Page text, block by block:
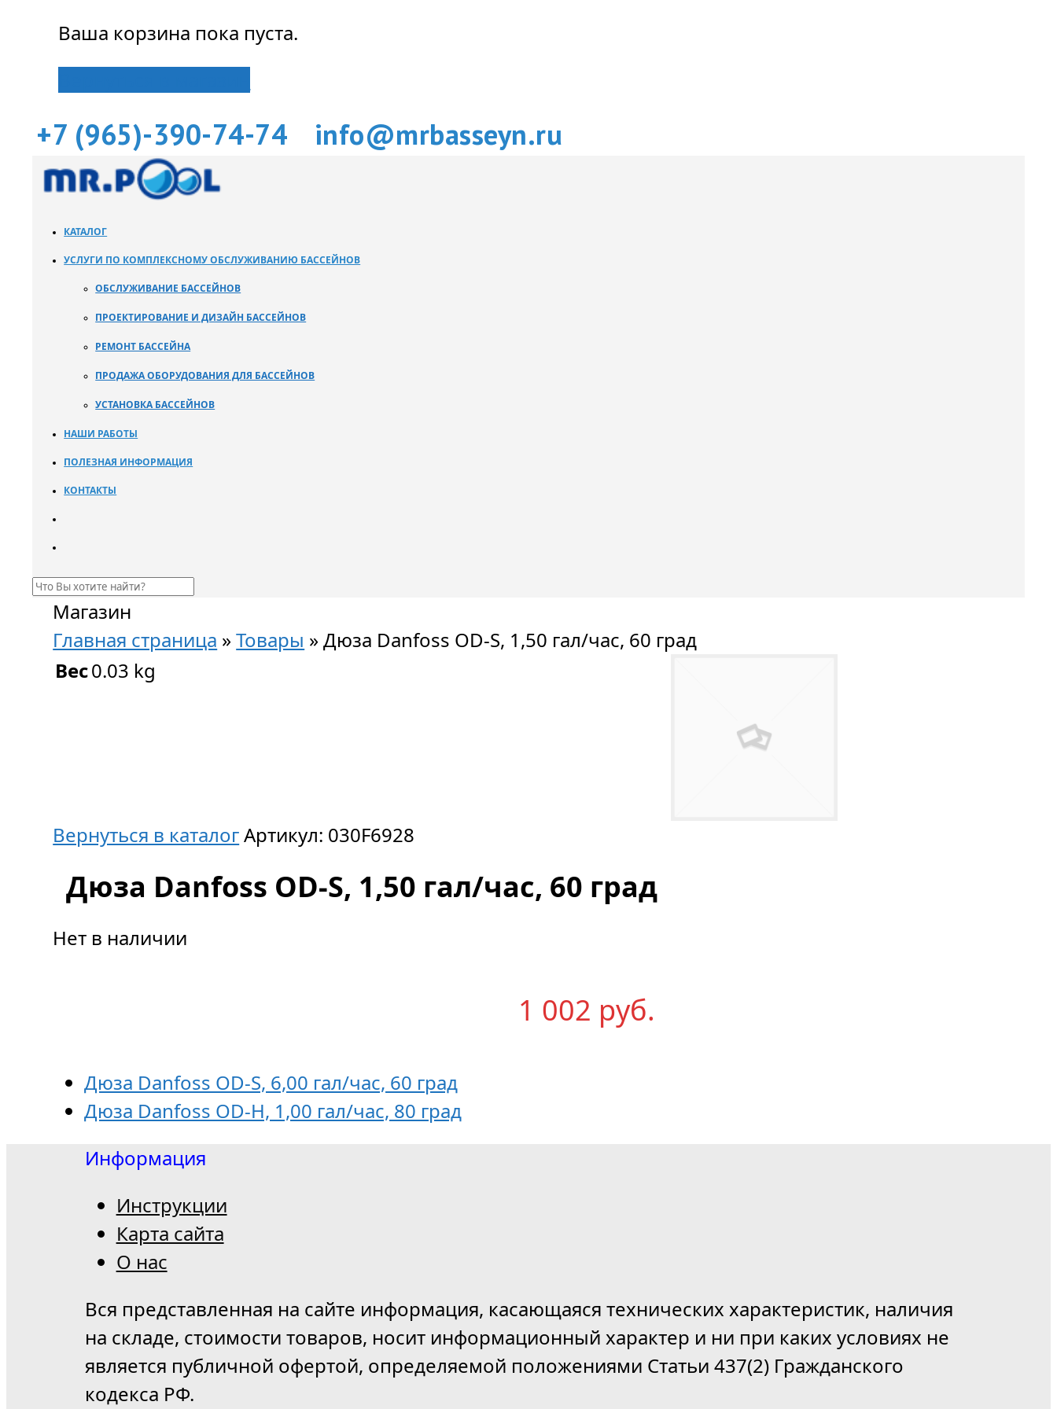
Ваша корзина пока пуста.
+7 (965)-390-74-74 info@mrbasseyn.ru
КАТАЛОГ
УСЛУГИ ПО КОМПЛЕКСНОМУ ОБСЛУЖИВАНИЮ БАССЕЙНОВ
ОБСЛУЖИВАНИЕ БАССЕЙНОВ
ПРОЕКТИРОВАНИЕ И ДИЗАЙН БАССЕЙНОВ
РЕМОНТ БАССЕЙНА
ПРОДАЖА ОБОРУДОВАНИЯ ДЛЯ БАССЕЙНОВ
УСТАНОВКА БАССЕЙНОВ
НАШИ РАБОТЫ
ПОЛЕЗНАЯ ИНФОРМАЦИЯ
КОНТАКТЫ
Магазин
Главная страница »Товары »Дюза Danfoss OD-S, 1,50 гал/час, 60 град
Вернуться в каталогАртикул: 030F6928
Дюза Danfoss OD-S, 1,50 гал/час, 60 град
Нет в наличии
1 002 руб.
Вес0.03 kg
Дюза Danfoss OD-S, 6,00 гал/час, 60 град
Дюза Danfoss OD-H, 1,00 гал/час, 80 град
Информация
Инструкции
Карта сайта
О нас
Вся представленная на сайте информация, касающаяся технических характеристик, наличия
на складе, стоимости товаров, носит информационный характер и ни при каких условиях не
является публичной офертой, определяемой положениями Статьи 437(2) Гражданского
кодекса РФ.